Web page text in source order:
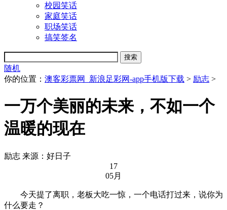
校园笑话
家庭笑话
职场笑话
搞笑签名
随机
你的位置： 澳客彩票网_新浪足彩网-app手机版下载 > 励志 >
一万个美丽的未来，不如一个
温暖的现在
励志 来源：好日子
17
05月
今天提了离职，老板大吃一惊，一个电话打过来，说你为
什么要走？